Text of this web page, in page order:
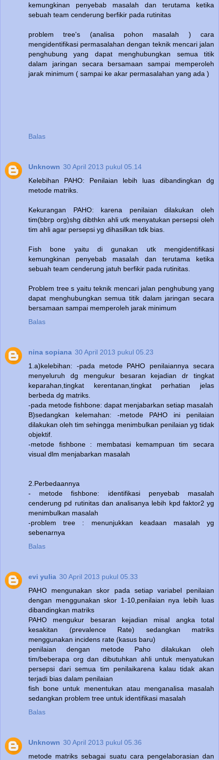
kemungkinan penyebab masalah dan terutama ketika
sebuah team cenderung berfikir pada rutinitas
problem tree's (analisa pohon masalah ) cara
mengidentifikasi permasalahan dengan teknik mencari jalan
penghubung yang dapat menghubungkan semua titik
dalam jaringan secara bersamaan sampai memperoleh
jarak minimum ( sampai ke akar permasalahan yang ada )
Balas
Unknown 30 April 2013 pukul 05.14
Kelebihan PAHO: Penilaian lebih luas dibandingkan dg
metode matriks.
Kekurangan PAHO: karena penilaian dilakukan oleh
tim(bbrp org)shg dibthkn ahli utk menyatukan persepsi oleh
tim ahli agar persepsi yg dihasilkan tdk bias.
Fish bone yaitu di gunakan utk mengidentifikasi
kemungkinan penyebab masalah dan terutama ketika
sebuah team cenderung jatuh berfikir pada rutinitas.
Problem tree s yaitu teknik mencari jalan penghubung yang
dapat menghubungkan semua titik dalam jaringan secara
bersamaan sampai memperoleh jarak minimum
Balas
nina sopiana 30 April 2013 pukul 05.23
1.a)kelebihan: -pada metode PAHO penilaiannya secara
menyeluruh dg mengukur besaran kejadian dr tingkat
keparahan,tingkat kerentanan,tingkat perhatian jelas
berbeda dg matriks.
-pada metode fishbone: dapat menjabarkan setiap masalah
B)sedangkan kelemahan: -metode PAHO ini penilaian
dilakukan oleh tim sehingga menimbulkan penilaian yg tidak
objektif.
-metode fishbone : membatasi kemampuan tim secara
visual dlm menjabarkan masalah
2.Perbedaannya
- metode fishbone: identifikasi penyebab masalah
cenderung pd rutinitas dan analisanya lebih kpd faktor2 yg
menimbulkan masalah
-problem tree : menunjukkan keadaan masalah yg
sebenarnya
Balas
evi yulia 30 April 2013 pukul 05.33
PAHO mengunakan skor pada setiap variabel penilaian
dengan menggunakan skor 1-10,penilaian nya lebih luas
dibandingkan matriks
PAHO mengukur besaran kejadian misal angka total
kesakitan (prevalence Rate) sedangkan matriks
menggunakan incidens rate (kasus baru)
penilaian dengan metode Paho dilakukan oleh
tim/beberapa org dan dibutuhkan ahli untuk menyatukan
persepsi dari semua tim penilaikarena kalau tidak akan
terjadi bias dalam penilaian
fish bone untuk menentukan atau menganalisa masalah
sedangkan problem tree untuk identifikasi masalah
Balas
Unknown 30 April 2013 pukul 05.36
metode matriks sebagai suatu cara pengelaborasian dan